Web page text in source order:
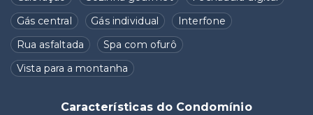
Gás central
Gás individual
Interfone
Rua asfaltada
Spa com ofurô
Vista para a montanha
Características do Condomínio